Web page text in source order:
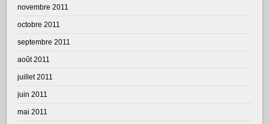
novembre 2011
octobre 2011
septembre 2011
août 2011
juillet 2011
juin 2011
mai 2011